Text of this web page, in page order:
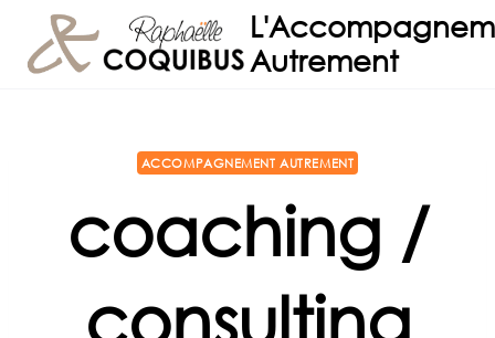
contenu
Autrement
ACCOMPAGNEMENT AUTREMENT
coaching /
consulting